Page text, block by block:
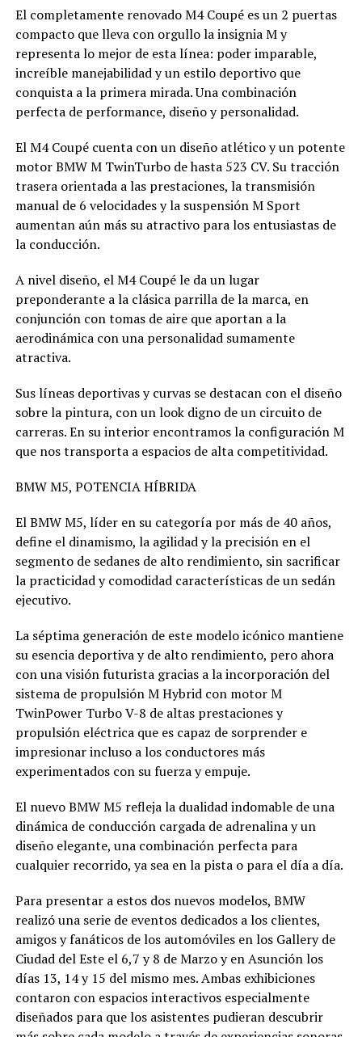
El completamente renovado M4 Coupé es un 2 puertas
compacto que lleva con orgullo la insignia M y
representa lo mejor de esta línea: poder imparable,
increíble manejabilidad y un estilo deportivo que
conquista a la primera mirada. Una combinación
perfecta de performance, diseño y personalidad.
El M4 Coupé cuenta con un diseño atlético y un potente
motor BMW M TwinTurbo de hasta 523 CV. Su tracción
trasera orientada a las prestaciones, la transmisión
manual de 6 velocidades y la suspensión M Sport
aumentan aún más su atractivo para los entusiastas de
la conducción.
A nivel diseño, el M4 Coupé le da un lugar
preponderante a la clásica parrilla de la marca, en
conjunción con tomas de aire que aportan a la
aerodinámica con una personalidad sumamente
atractiva.
Sus líneas deportivas y curvas se destacan con el diseño
sobre la pintura, con un look digno de un circuito de
carreras. En su interior encontramos la configuración M
que nos transporta a espacios de alta competitividad.
BMW M5, POTENCIA HÍBRIDA
El BMW M5, líder en su categoría por más de 40 años,
define el dinamismo, la agilidad y la precisión en el
segmento de sedanes de alto rendimiento, sin sacrificar
la practicidad y comodidad características de un sedán
ejecutivo.
La séptima generación de este modelo icónico mantiene
su esencia deportiva y de alto rendimiento, pero ahora
con una visión futurista gracias a la incorporación del
sistema de propulsión M Hybrid con motor M
TwinPower Turbo V-8 de altas prestaciones y
propulsión eléctrica que es capaz de sorprender e
impresionar incluso a los conductores más
experimentados con su fuerza y empuje.
El nuevo BMW M5 refleja la dualidad indomable de una
dinámica de conducción cargada de adrenalina y un
diseño elegante, una combinación perfecta para
cualquier recorrido, ya sea en la pista o para el día a día.
Para presentar a estos dos nuevos modelos, BMW
realizó una serie de eventos dedicados a los clientes,
amigos y fanáticos de los automóviles en los Gallery de
Ciudad del Este el 6,7 y 8 de Marzo y en Asunción los
días 13, 14 y 15 del mismo mes. Ambas exhibiciones
contaron con espacios interactivos especialmente
diseñados para que los asistentes pudieran descubrir